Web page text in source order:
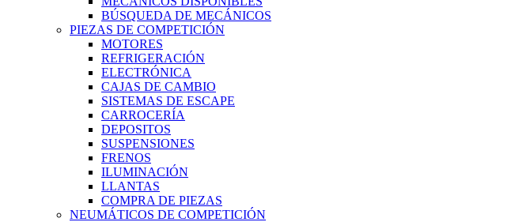
BÚSQUEDA DE MECÁNICOS
PIEZAS DE COMPETICIÓN
MOTORES
REFRIGERACIÓN
ELECTRÓNICA
CAJAS DE CAMBIO
SISTEMAS DE ESCAPE
CARROCERÍA
DEPOSITOS
SUSPENSIONES
FRENOS
ILUMINACIÓN
LLANTAS
COMPRA DE PIEZAS
NEUMÁTICOS DE COMPETICIÓN